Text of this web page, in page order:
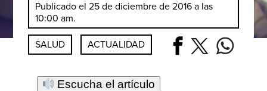
Publicado el 25 de diciembre de 2016 a las
10:00 am.
SALUD ACTUALIDAD
Escucha el artículo